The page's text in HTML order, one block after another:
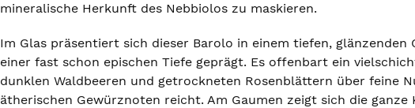
mineralische Herkunft des Nebbiolos zu maskieren.
Im Glas präsentiert sich dieser Barolo in einem tiefen,
einer fast schon epischen Tiefe geprägt. Es offenbart ein
dunklen Waldbeeren und getrockneten Rosenblättern über feine
ätherischen Gewürznoten reicht. Am Gaumen zeigt sich die ganze